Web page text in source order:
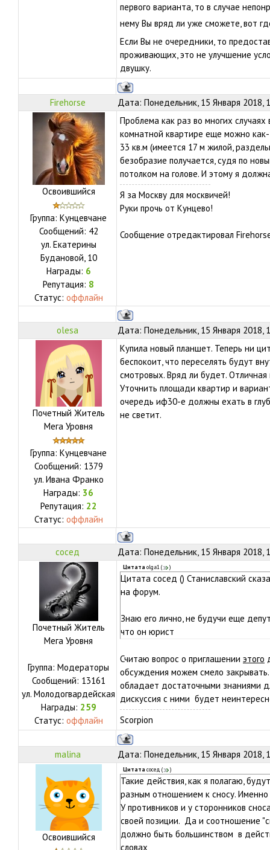
первого варианта, то в случае
нему Вы вряд ли уже сможете, вот
Если Вы не очередники, то
проживающих, это не улучшение
двушку.
Firehorse Дата: Понедельник, 15 Января 2018,
Освоившийся
Группа: Кунцевчане
Сообщений: 42
ул. Екатерины
Будановой, 10
Награды: 6
Репутация: 8
Статус: оффлайн
Проблема как раз во многих
комнатной квартире еще можно
33 кв.м (имеется 17 м жилой,
безобразие получается, судя по
потолком на голове. И этому я
Я за Москву для москвичей!
Руки прочь от Кунцево!
Сообщение отредактировал
olesa Дата: Понедельник, 15 Января 2018,
Почетный Житель
Мега Уровня
Группа: Кунцевчане
Сообщений: 1379
ул. Ивана Франко
Награды: 36
Репутация: 22
Статус: оффлайн
Купила новый планшет. Теперь ни
беспокоит, что переселять будут
смотровых. Вряд ли будет.
Уточнить площади квартир и
очередь иф30-е должны ехать в
не светит.
сосед Дата: Понедельник, 15 Января 2018,
Почетный Житель
Мега Уровня
Группа: Модераторы
Сообщений: 13161
ул. Молодогвардейская
Награды: 259
Статус: оффлайн
Цитата olga1( )
Цитата сосед () Станиславский
на форум.
Знаю его лично, не будучи еще
что он юрист
Считаю вопрос о приглашении этого
обсуждения можем смело
обладает достаточными знаниями
дискуссия с ними будет
Scorpion
malina Дата: Понедельник, 15 Января 2018,
Освоившийся
Цитата сосед ( )
Такие действия, как я полагаю,
разным отношением к сносу.
У противников и у сторонников
своей позиции. Да и соотношение
должно быть большинством в
словах